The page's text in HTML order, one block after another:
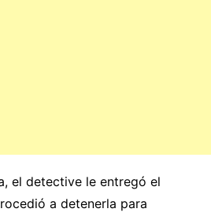
el detective le entregó el
a detenerla para